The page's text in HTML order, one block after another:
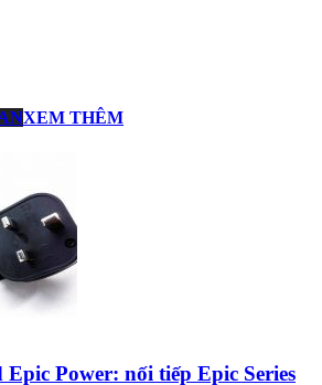
XEM THÊM
Power: nối tiếp Epic Series